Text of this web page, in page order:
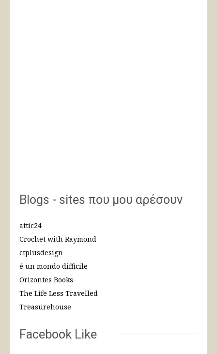
Blogs - sites που μου αρέσουν
attic24
Crochet with Raymond
ctplusdesign
é un mondo difficile
Orizontes Books
The Life Less Travelled
Treasurehouse
Facebook Like